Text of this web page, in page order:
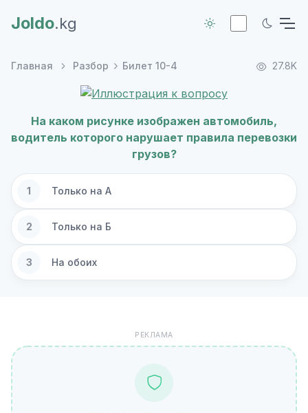
Joldo.kg
Главная Разбор Билет 10-4 27.8K
На каком рисунке изображен автомобиль,
водитель которого нарушает правила перевозки
грузов?
1 Только на А
2 Только на Б
3 На обоих
РЕКЛАМА